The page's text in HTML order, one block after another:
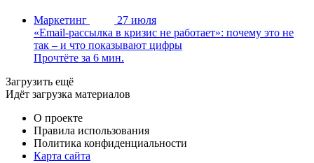
Маркетинг
27 июля
«Email-рассылка в кризис не работает»: почему это не
так – и что показывают цифры
Прочтёте за 6 мин.
Загрузить ещё
Идёт загрузка материалов
О проекте
Правила использования
Политика конфиденциальности
Карта сайта